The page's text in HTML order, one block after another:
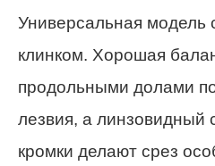
Универсальная
клинком. Хорошая
продольными долами
лезвия, а линзовидный
кромки делают срез